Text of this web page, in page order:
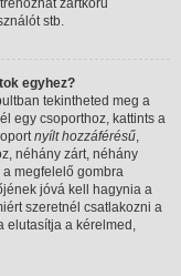
zártkörű
stb.
egyhez?
tekintheted meg a
egy csoporthoz, kattints a
nyílt hozzáférésű,
néhány zárt, néhány
megfelelő gombra
jóvá kell hagynia a
szeretnél csatlakozni a
elutasítja a kérelmed,